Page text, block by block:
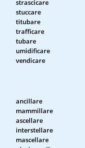
strascicare
stuccare
titubare
trafficare
tubare
umidificare
vendicare
ancillare
mammillare
ascellare
interstellare
mascellare